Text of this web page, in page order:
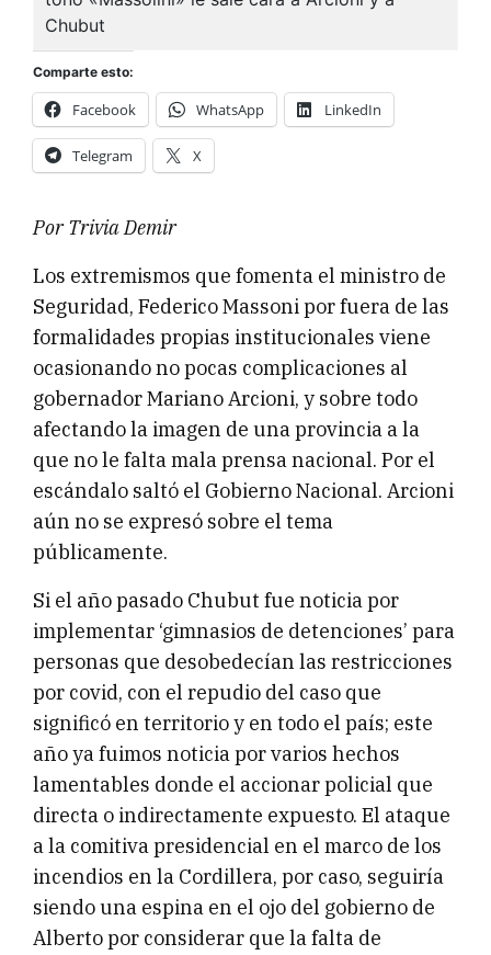
Comparte esto:
Facebook WhatsApp LinkedIn
Telegram X
Por Trivia Demir
Los extremismos que fomenta el ministro de
Seguridad, Federico Massoni por fuera de las
formalidades propias institucionales viene
ocasionando no pocas complicaciones al
gobernador Mariano Arcioni, y sobre todo
afectando la imagen de una provincia a la
que no le falta mala prensa nacional. Por el
escándalo saltó el Gobierno Nacional. Arcioni
aún no se expresó sobre el tema
públicamente.
Si el año pasado Chubut fue noticia por
implementar ‘gimnasios de detenciones’ para
personas que desobedecían las restricciones
por covid, con el repudio del caso que
significó en territorio y en todo el país; este
año ya fuimos noticia por varios hechos
lamentables donde el accionar policial que
directa o indirectamente expuesto. El ataque
a la comitiva presidencial en el marco de los
incendios en la Cordillera, por caso, seguiría
siendo una espina en el ojo del gobierno de
Alberto por considerar que la falta de